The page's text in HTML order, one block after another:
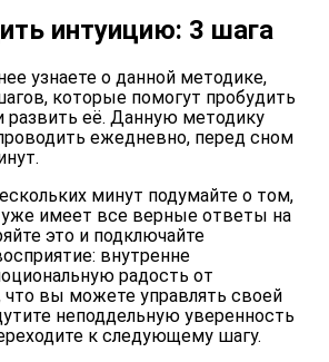
интуицию: 3 шага
узнаете о данной методике,
которые помогут пробудить
её. Данную методику
ежедневно, перед сном
минут подумайте о том,
уже имеет все верные ответы на
это и подключайте
внутренне
радость от
что вы можете управлять своей
неподдельную уверенность
к следующему шагу.